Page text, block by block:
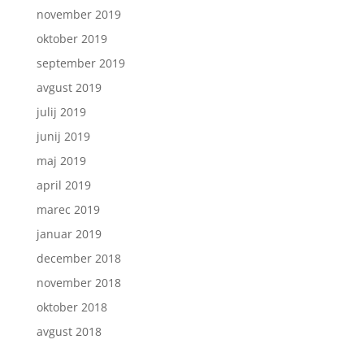
november 2019
oktober 2019
september 2019
avgust 2019
julij 2019
junij 2019
maj 2019
april 2019
marec 2019
januar 2019
december 2018
november 2018
oktober 2018
avgust 2018